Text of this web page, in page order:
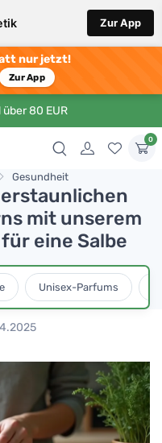
Zur App
nur jetzt!
Zur App
80 EUR
0
Gesundheit
mit unserem
eine Salbe
Unisex-Parfums